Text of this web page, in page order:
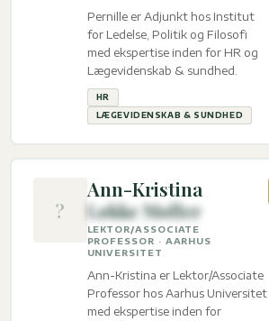
Pernille er Adjunkt hos Institut
for Ledelse, Politik og Filosofi
med ekspertise inden for HR og
Lægevidenskab & sundhed.
HR
LÆGEVIDENSKAB & SUNDHED
?
Ann-Kristina
Løkke Møller
LEKTOR/ASSOCIATE
PROFESSOR · AARHUS
UNIVERSITET
Ann-Kristina er Lektor/Associate
Professor hos Aarhus Universitet
med ekspertise inden for